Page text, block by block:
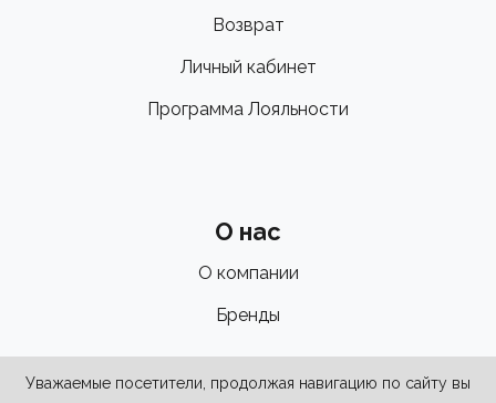
Возврат
Личный кабинет
Программа Лояльности
О нас
О компании
Бренды
Уважаемые посетители, продолжая навигацию по сайту вы